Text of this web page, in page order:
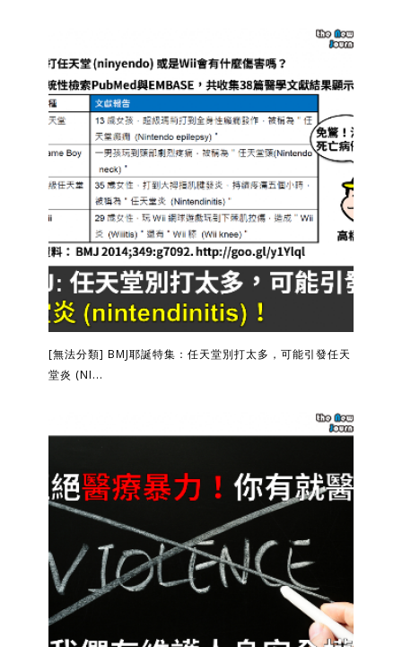
[無法分類] BMJ耶誕特集：任天堂別打太多，可能引發任天
堂炎 (NI...